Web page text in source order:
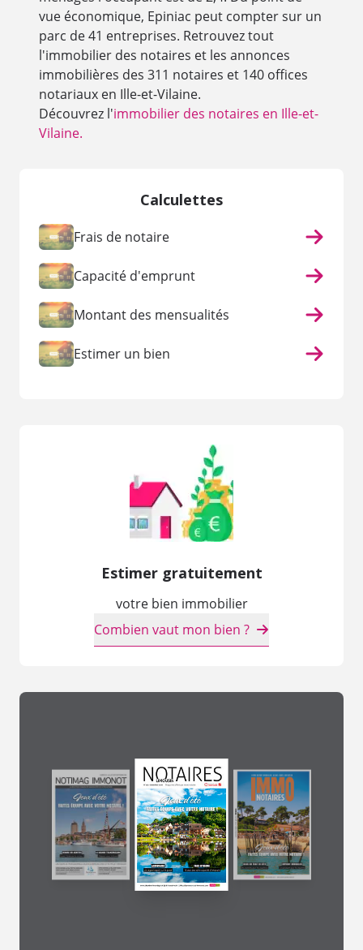
vue économique, Epiniac peut compter sur un
parc de 41 entreprises. Retrouvez tout
l'immobilier des notaires et les annonces
immobilières des 311 notaires et 140 offices
notariaux en Ille-et-Vilaine.
Découvrez l'immobilier des notaires en Ille-et-
Vilaine.
Calculettes
Frais de notaire
Capacité d'emprunt
Montant des mensualités
Estimer un bien
Estimer gratuitement
votre bien immobilier
Combien vaut mon bien ?